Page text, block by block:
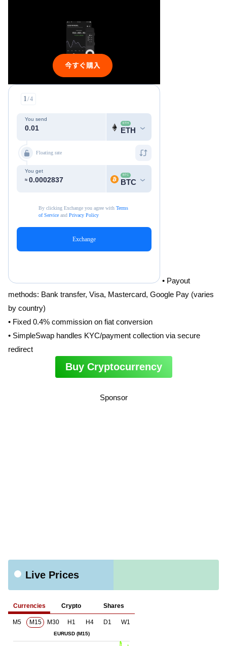
• Payout
methods: Bank transfer, Visa, Mastercard, Google Pay (varies
by country)
• Fixed 0.4% commission on fiat conversion
• SimpleSwap handles KYC/payment collection via secure
redirect
Buy Cryptocurrency
Sponsor
Live Prices